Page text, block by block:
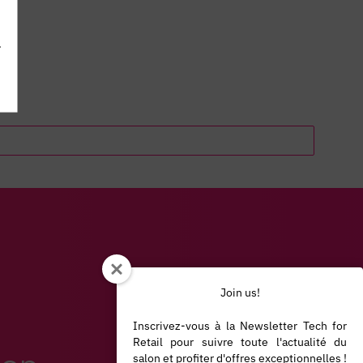
Join us!
Inscrivez-vous à la Newsletter Tech for
Retail pour suivre toute l'actualité du
salon et profiter d'offres exceptionnelles !